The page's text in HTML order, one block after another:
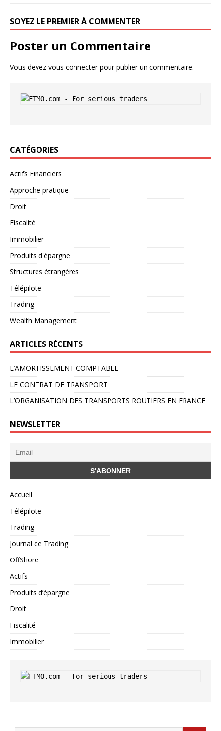
SOYEZ LE PREMIER À COMMENTER
Poster un Commentaire
Vous devez vous connecterpour publier un commentaire.
CATÉGORIES
Actifs Financiers
Approche pratique
Droit
Fiscalité
Immobilier
Produits d'épargne
Structures étrangères
Télépilote
Trading
Wealth Management
ARTICLES RÉCENTS
L’AMORTISSEMENT COMPTABLE
LE CONTRAT DE TRANSPORT
L’ORGANISATION DES TRANSPORTS ROUTIERS EN FRANCE
NEWSLETTER
Accueil
Télépilote
Trading
Journal de Trading
OffShore
Actifs
Produits d’épargne
Droit
Fiscalité
Immobilier